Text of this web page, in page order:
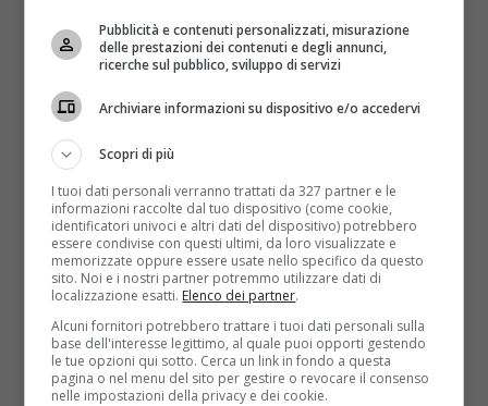
la massima attenzione in previsione di qualche
bagordo in più. Prima di tutto occorre impegnarsi a
mangiare sempre alla stessa ora, nonostante gli
inviti ricevuti o inoltrati a terzi: va bene un po’ di
elasticità, ma non a scapito della propria condizione
fisica. In vista di un banchetto particolarmente ricco,
inoltre,non vale il trucco di saltare un pasto per
sentirsi meno in colpa e mangiare di più.
Insomma, la regolarità deve essere protetta a tutti i
costi.
Pubblicità e contenuti personalizzati, misurazione
delle prestazioni dei contenuti e degli annunci,
ricerche sul pubblico, sviluppo di servizi
Archiviare informazioni su dispositivo e/o accedervi
Scopri di più
I tuoi dati personali verranno trattati da 327 partner e le
informazioni raccolte dal tuo dispositivo (come cookie,
identificatori univoci e altri dati del dispositivo) potrebbero
essere condivise con questi ultimi, da loro visualizzate e
memorizzate oppure essere usate nello specifico da questo
sito. Noi e i nostri partner potremmo utilizzare dati di
localizzazione esatti. Elenco dei partner.
Alcuni fornitori potrebbero trattare i tuoi dati personali sulla
base dell'interesse legittimo, al quale puoi opporti gestendo
le tue opzioni qui sotto. Cerca un link in fondo a questa
pagina o nel menu del sito per gestire o revocare il consenso
nelle impostazioni della privacy e dei cookie.